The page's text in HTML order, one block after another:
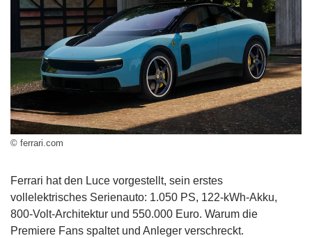
© ferrari.com
Ferrari hat den Luce vorgestellt, sein erstes
vollelektrisches Serienauto: 1.050 PS, 122-kWh-Akku,
800-Volt-Architektur und 550.000 Euro. Warum die
Premiere Fans spaltet und Anleger verschreckt.